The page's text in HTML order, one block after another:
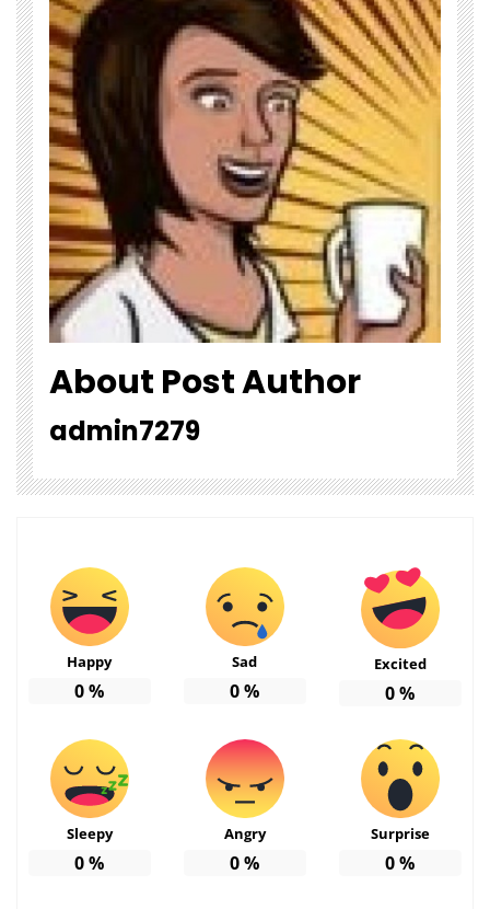
About Post Author
admin7279
Happy
0%
Sad
0%
Excited
0%
Sleepy
0%
Angry
0%
Surprise
0%